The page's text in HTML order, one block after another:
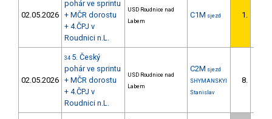
02.05.2026
pohár ve sprintu
+ MČR dorostu
+ 4.ČPJ v
Roudnici n.L.
USD Roudnice nad
Labem
C1M sjezd 1.
02.05.2026
34 5. Český
pohár ve sprintu
+ MČR dorostu
+ 4.ČPJ v
Roudnici n.L.
USD Roudnice nad
Labem
C2M sjezd
SHYMANSKYI
Stanislav
8.